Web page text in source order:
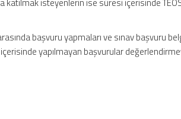
katılmak isteyenlerin ise süresi içerisinde
başvuru yapmaları ve sınav başvuru
yapılmayan başvurular